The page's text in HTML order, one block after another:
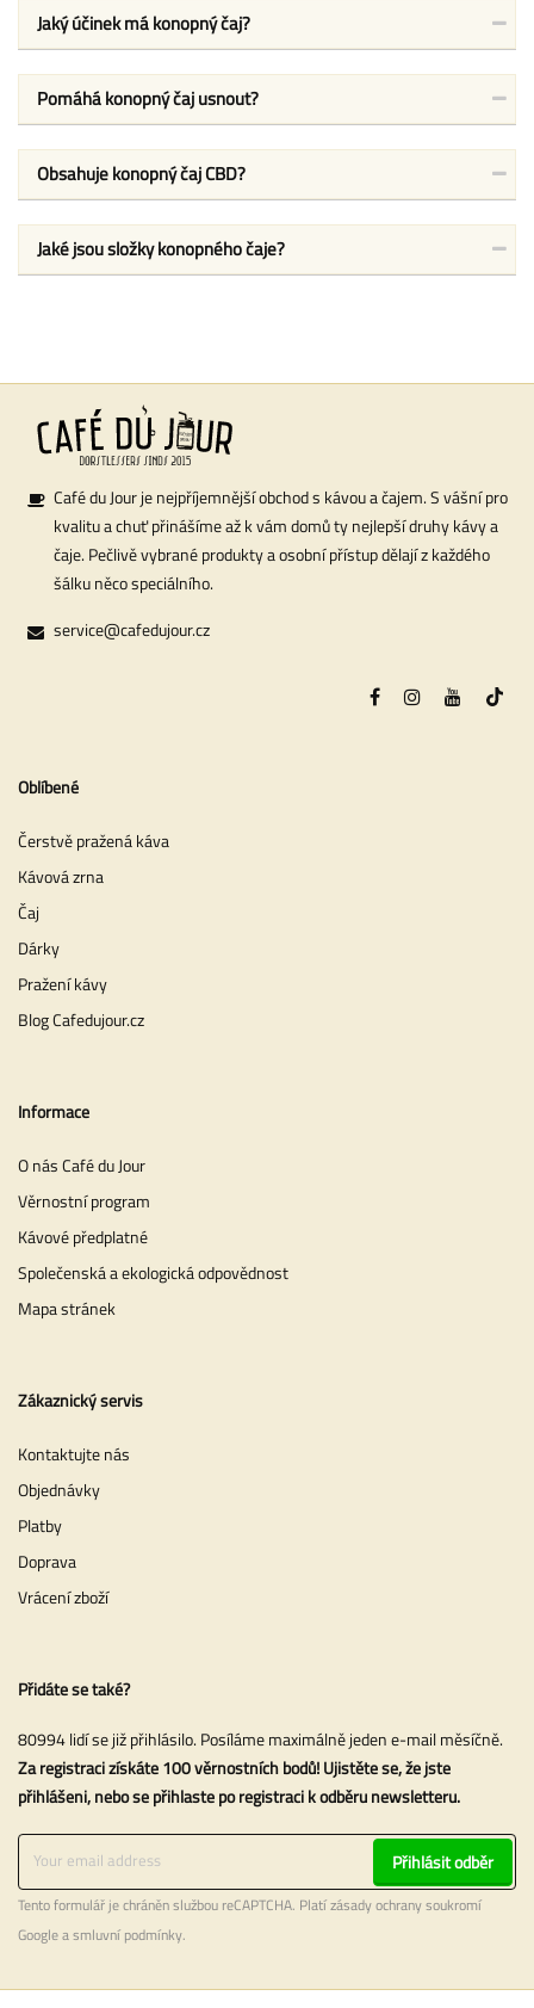
Jaký účinek má konopný čaj?
Pomáhá konopný čaj usnout?
Obsahuje konopný čaj CBD?
Jaké jsou složky konopného čaje?
Café du Jour je nejpříjemnější obchod s kávou a čajem. S vášní pro
kvalitu a chuť přinášíme až k vám domů ty nejlepší druhy kávy a
čaje. Pečlivě vybrané produkty a osobní přístup dělají z každého
šálku něco speciálního.
service@cafedujour.cz
Oblíbené
Čerstvě pražená káva
Kávová zrna
Čaj
Dárky
Pražení kávy
Blog Cafedujour.cz
Informace
O nás Café du Jour
Věrnostní program
Kávové předplatné
Společenská a ekologická odpovědnost
Mapa stránek
Zákaznický servis
Kontaktujte nás
Objednávky
Platby
Doprava
Vrácení zboží
Přidáte se také?
80994 lidí se již přihlásilo. Posíláme maximálně jeden e-mail měsíčně.
Za registraci získáte 100 věrnostních bodů! Ujistěte se, že jste
přihlášeni, nebo se přihlaste po registraci k odběru newsletteru.
Přihlásit odběr
Tento formulář je chráněn službou reCAPTCHA. Platízásady ochrany soukromí
Google asmluvní podmínky.